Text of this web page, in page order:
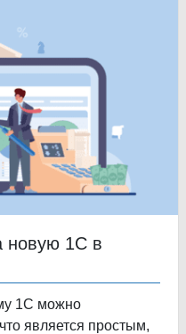
новую 1С в
1С можно
является простым,